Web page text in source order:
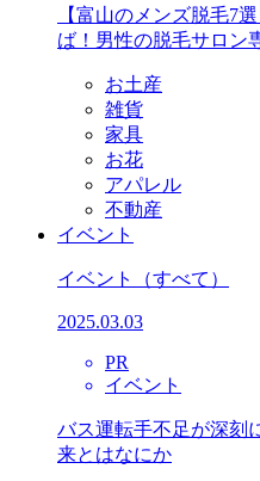
【富山のメンズ脱毛7
ば！男性の脱毛サロン
お土産
雑貨
家具
お花
アパレル
不動産
イベント
イベント （すべて）
2025.03.03
PR
イベント
バス運転手不足が深刻
来とはなにか